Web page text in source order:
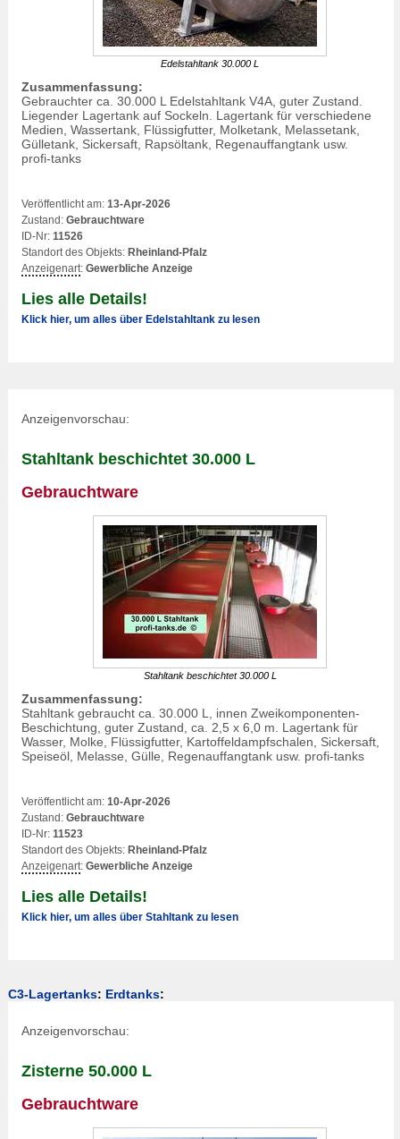
Edelstahltank 30.000 L
Zusammenfassung:
Gebrauchter ca. 30.000 L Edelstahltank V4A, guter Zustand.
Liegender Lagertank auf Sockeln. Lagertank für verschiedene
Medien, Wassertank, Flüssigfutter, Molketank, Melassetank,
Gülletank, Sickersaft, Rapsöltank, Regenauffangtank usw.
profi-tanks
Veröffentlicht am: 13-Apr-2026
Zustand: Gebrauchtware
ID-Nr: 11526
Standort des Objekts: Rheinland-Pfalz
Anzeigenart: Gewerbliche Anzeige
Lies alle Details!
Klick hier, um alles über Edelstahltank zu lesen
Anzeigenvorschau:
Stahltank beschichtet 30.000 L
Gebrauchtware
Stahltank beschichtet 30.000 L
Zusammenfassung:
Stahltank gebraucht ca. 30.000 L, innen Zweikomponenten-
Beschichtung, guter Zustand, ca. 2,5 x 6,0 m. Lagertank für
Wasser, Molke, Flüssigfutter, Kartoffeldampfschalen, Sickersaft,
Speiseöl, Melasse, Gülle, Regenauffangtank usw. profi-tanks
Veröffentlicht am: 10-Apr-2026
Zustand: Gebrauchtware
ID-Nr: 11523
Standort des Objekts: Rheinland-Pfalz
Anzeigenart: Gewerbliche Anzeige
Lies alle Details!
Klick hier, um alles über Stahltank zu lesen
C3-Lagertanks: Erdtanks:
Anzeigenvorschau:
Zisterne 50.000 L
Gebrauchtware